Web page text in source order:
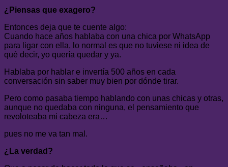
¿Piensas que exagero?
Entonces deja que te cuente algo:
Cuando hace años hablaba con una chica por WhatsApp
para ligar con ella, lo normal es que no tuviese ni idea de
qué decir, yo quería quedar y ya.
Hablaba por hablar e invertía 500 años en cada
conversación sin saber muy bien por dónde tirar.
Pero como pasaba tiempo hablando con unas chicas y otras,
aunque no quedaba con ninguna, el pensamiento que
revoloteaba mi cabeza era…
pues no me va tan mal.
¿La verdad?